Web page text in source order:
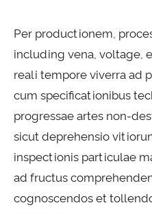
Per productionem,
including vena, voltage,
reali tempore viverra ad
cum specificationibus
progressae artes non-
sicut deprehensio
inspectionis particulae
ad fructus
cognoscendos et